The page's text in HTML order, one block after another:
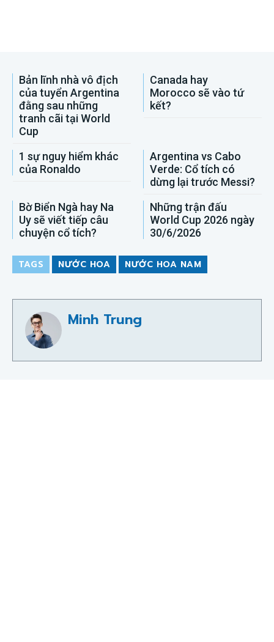
Bản lĩnh nhà vô địch
của tuyển Argentina
đằng sau những
tranh cãi tại World
Cup
Canada hay
Morocco sẽ vào tứ
kết?
1 sự nguy hiểm khác
của Ronaldo
Argentina vs Cabo
Verde: Cổ tích có
dừng lại trước Messi?
Bờ Biển Ngà hay Na
Uy sẽ viết tiếp câu
chuyện cổ tích?
Những trận đấu
World Cup 2026 ngày
30/6/2026
TAGS NƯỚC HOA NƯỚC HOA NAM
Minh Trung